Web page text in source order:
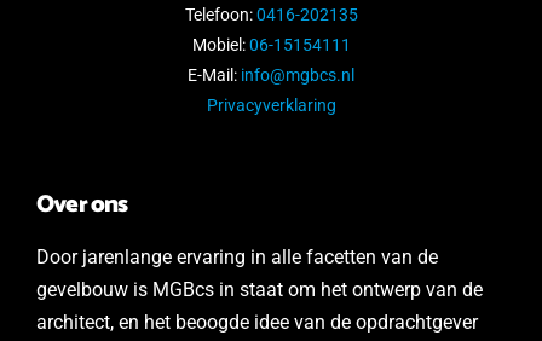
Telefoon:0416-202135
Mobiel:06-15154111
E-Mail: info@mgbcs.nl
Privacyverklaring
Over ons
Door jarenlange ervaring in alle facetten van de
gevelbouw is MGBcs in staat om het ontwerp van de
architect, en het beoogde idee van de opdrachtgever